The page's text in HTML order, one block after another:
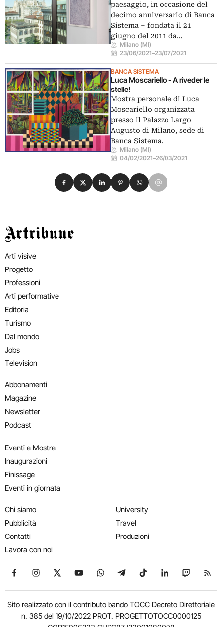
paesaggio, in occasione del
decimo anniversario di Banca
Sistema – fondata il 21
giugno del 2011 da…
Milano (MI)
23/06/2021–23/07/2021
BANCA SISTEMA
Luca Moscariello - A riveder le
stelle!
Mostra personale di Luca
Moscariello organizzata
presso il Palazzo Largo
Augusto di Milano, sede di
Banca Sistema.
Milano (MI)
04/02/2021–26/03/2021
Condividi su Facebook
Condividi su X
Condividi su LinkedIn
Condividi su Pinterest
Condividi su WhatsApp
Condividi su Email
Artribune
Arti visive
Progetto
Professioni
Arti performative
Editoria
Turismo
Dal mondo
Jobs
Television
Abbonamenti
Magazine
Newsletter
Podcast
Eventi e Mostre
Inaugurazioni
Finissage
Eventi in giornata
Chi siamo
Pubblicità
Contatti
Lavora con noi
University
Travel
Produzioni
Seguici su Facebook
Seguici su Instagram
Seguici su X
Seguici su YouTube
Seguici su WhatsApp
Seguici su Telegram
Seguici su TikTok
Seguici su
Seguici
Sito realizzato con il contributo bando TOCC Decreto Direttoriale
n. 385 del 19/10/2022 PROT. PROGETTOTOCC0000125